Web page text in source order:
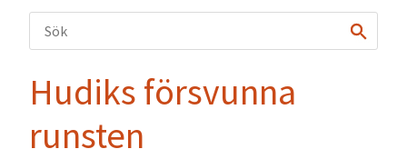
Hudiks försvunna
runsten